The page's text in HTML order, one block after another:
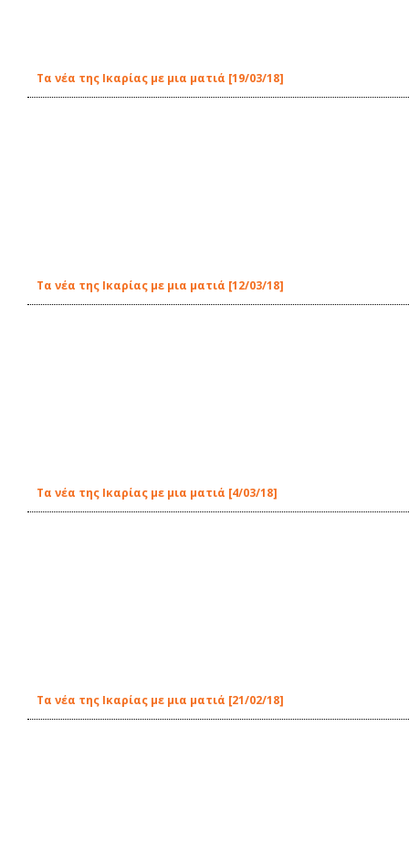
Τα νέα της Ικαρίας με μια ματιά [19/03/18]
Τα νέα της Ικαρίας με μια ματιά [12/03/18]
Τα νέα της Ικαρίας με μια ματιά [4/03/18]
Τα νέα της Ικαρίας με μια ματιά [21/02/18]